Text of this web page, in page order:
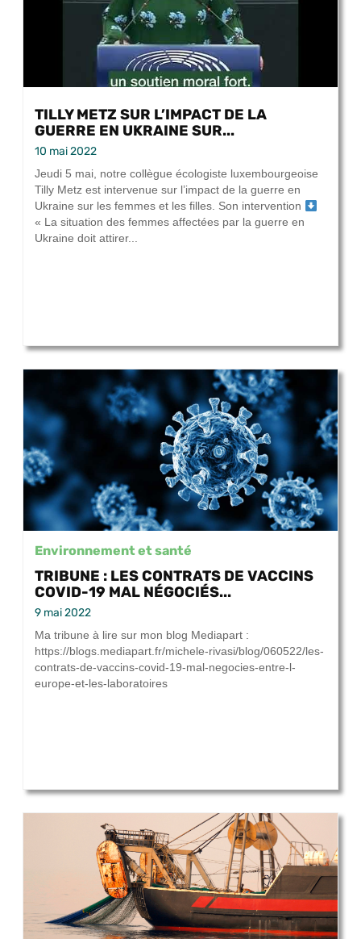
TILLY METZ SUR L’IMPACT DE LA
GUERRE EN UKRAINE SUR...
10 mai 2022
Jeudi 5 mai, notre collègue écologiste luxembourgeoise
Tilly Metz est intervenue sur l’impact de la guerre en
Ukraine sur les femmes et les filles. Son intervention
« La situation des femmes affectées par la guerre en
Ukraine doit attirer...
Environnement et santé
TRIBUNE : LES CONTRATS DE VACCINS
COVID-19 MAL NÉGOCIÉS...
9 mai 2022
Ma tribune à lire sur mon blog Mediapart :
https://blogs.mediapart.fr/michele-rivasi/blog/060522/les-
contrats-de-vaccins-covid-19-mal-negocies-entre-l-
europe-et-les-laboratoires